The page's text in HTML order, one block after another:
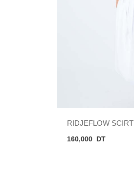
RIDJEFLOW SCIRT
160,000 DT